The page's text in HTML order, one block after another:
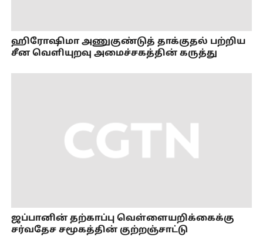
ஹிரோஷிமா அணுகுண்டுத் தாக்குதல் பற்றிய
சீன வெளியுறவு அமைச்சகத்தின் கருத்து
ஜப்பானின் தற்காப்பு வெள்ளையறிக்கைக்கு
சர்வதேச சமூகத்தின் குற்றஞ்சாட்டு